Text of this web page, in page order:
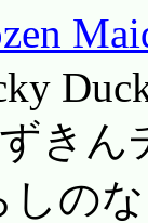
きん
しの